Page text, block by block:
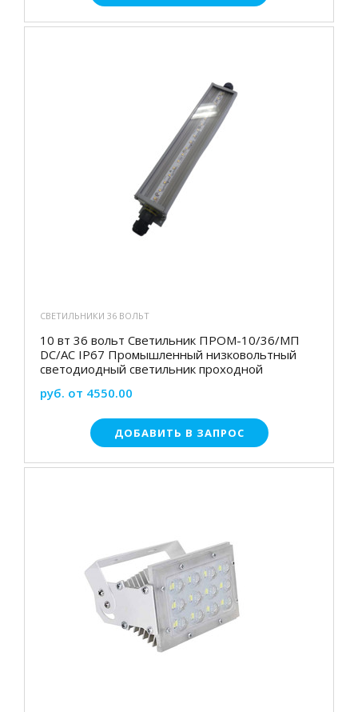
СВЕТИЛЬНИКИ 36 ВОЛЬТ
10 вт 36 вольт Светильник ПРОМ-10/36/МП
DC/AC IP67 Промышленный низковольтный
светодиодный светильник проходной
руб. от 4550.00
ДОБАВИТЬ В ЗАПРОС